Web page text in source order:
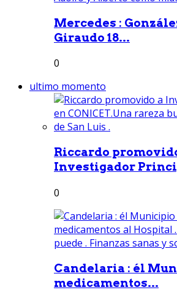
Mercedes :
Giraudo 18...
0
ultimo momento
Riccardo
Investigador
0
Candelaria : él
medicamentos...